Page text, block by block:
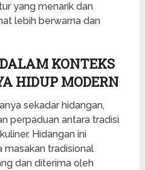
yang menarik dan
lebih berwarna dan
KONTEKS
HIDUP MODERN
sekadar hidangan,
perpaduan antara tradisi
Hidangan ini
masakan tradisional
dan diterima oleh